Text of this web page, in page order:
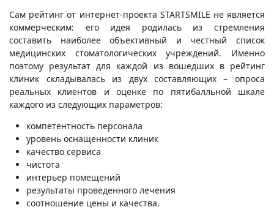
Сам рейтинг от интернет-проекта STARTSMILE не является
коммерческим: его идея родилась из стремления
составить наиболее объективный и честный список
медицинских стоматологических учреждений. Именно
поэтому результат для каждой из вошедших в рейтинг
клиник складывалась из двух составляющих – опроса
реальных клиентов и оценке по пятибалльной шкале
каждого из следующих параметров:
компетентность персонала
уровень оснащенности клиник
качество сервиса
чистота
интерьер помещений
результаты проведенного лечения
соотношение цены и качества.